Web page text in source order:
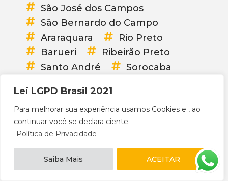
Lei LGPD Brasil 2021
Para melhorar sua experiência usamos Cookies e , ao
continuar você se declara ciente.
Política de Privacidade
Saiba Mais ACEITAR
São José dos Campos
São Bernardo do Campo
Araraquara
Rio Preto
Barueri
Ribeirão Preto
Santo André
Sorocaba
Diadema
Carapicuíba
Bauru
Itaquaquecetuba
Franca
Praia Grande
Guarujá
Suzano
Taboão da Serra
Embu das Artes
Cotia